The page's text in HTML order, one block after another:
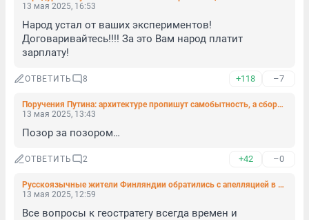
13 мая 2025, 16:53
Народ устал от ваших экспериментов!
Договаривайтесь!!!! За это Вам народ платит
зарплату!
ОТВЕТИТЬ 8 +118 –7
Поручения Путина: архитектуре пропишут самобытность, а сборы зарубежных мультфильмов направят на создание своих
13 мая 2025, 13:43
Позор за позором…
ОТВЕТИТЬ 2 +42 –0
Русскоязычные жители Финляндии обратились с апелляцией в Верховный суд из-за закрытой границы
13 мая 2025, 12:59
Все вопросы к геостратегу всегда времен и